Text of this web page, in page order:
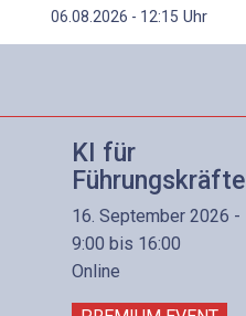
06.08.2026 - 12:15 Uhr
KI für
Führungskräfte
16. September 2026 -
9:00 bis 16:00
Online